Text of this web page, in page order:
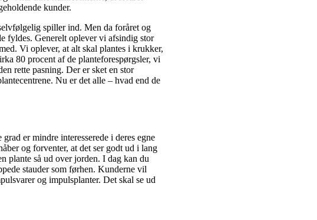
kunder.
spiller ind. Men da foråret og
fyldes. Generelt oplever vi afsindig stor
Vi oplever, at alt skal plantes i krukker,
80 procent af de planteforespørgsler, vi
rette pasning. Der er sket en stor
Nu er det alle – hvad end de
er mindre interesserede i deres egne
og forventer, at det ser godt ud i lang
plante så ud over jorden. I dag kan du
stauder som førhen. Kunderne vil
og impulsplanter. Det skal se ud